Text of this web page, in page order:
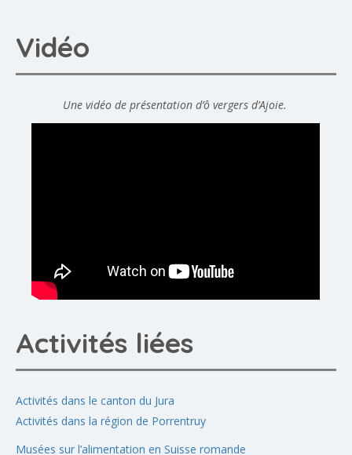
Vidéo
Une vidéo de présentation d’ô vergers d’Ajoie.
Activités liées
Activités dans le canton du Jura
Activités dans la région de Porrentruy
Musées sur l’alimentation en Suisse romande